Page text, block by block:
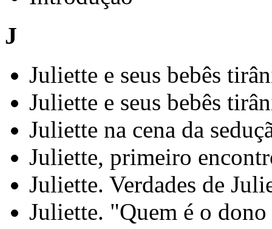
J
Juliette e seus bebês
Juliette e seus bebês
Juliette na cena da
Juliette, primeiro
Juliette. Verdades de
Juliette. "Quem é o